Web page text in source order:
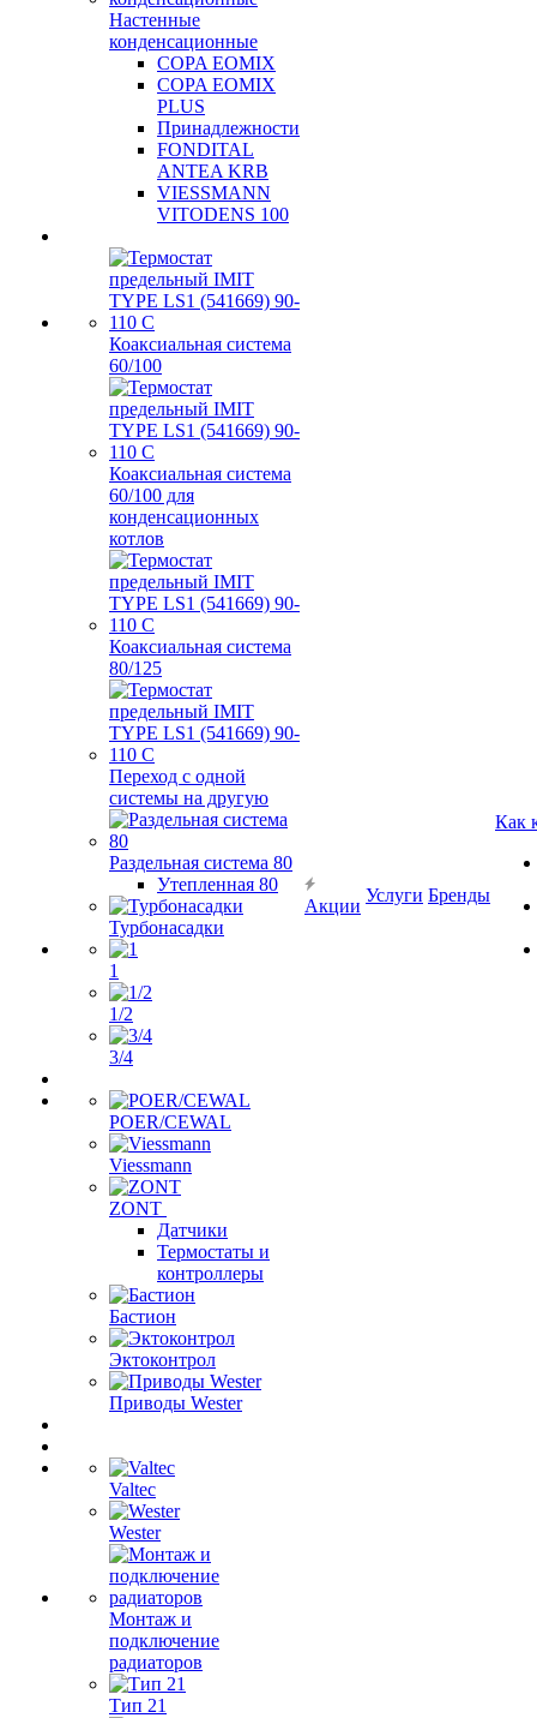
Настенные
конденсационные
COPA EOMIX
COPA EOMIX
PLUS
Принадлежности
FONDITAL
ANTEA KRB
VIESSMANN
VITODENS 100
Коаксиальная система
60/100
Коаксиальная система
60/100 для
конденсационных
котлов
Коаксиальная система
80/125
Переход с одной
системы на другую
Раздельная система 80
Утепленная 80
Турбонасадки
1
1/2
3/4
POER/CEWAL
Viessmann
ZONT
Датчики
Термостаты и
контроллеры
Бастион
Эктоконтрол
Приводы Wester
Valtec
Wester
Монтаж и
подключение
радиаторов
Тип 21
Акции
Услуги Бренды
Как